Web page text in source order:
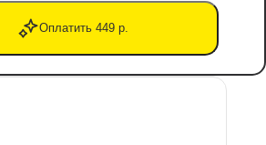
Оплатить 449 р.